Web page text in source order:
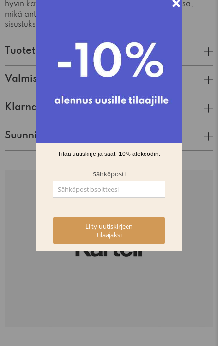
hyvin käyttöä. Se on saatavana useissa eri väreissä,
mikä antaa mahdollisuuden valita juuri omaan
sisustukseen sopivan sävyn.
Tuotetiedot
Valmistaja
Klarna Lasku & Tili
Suunnittelija